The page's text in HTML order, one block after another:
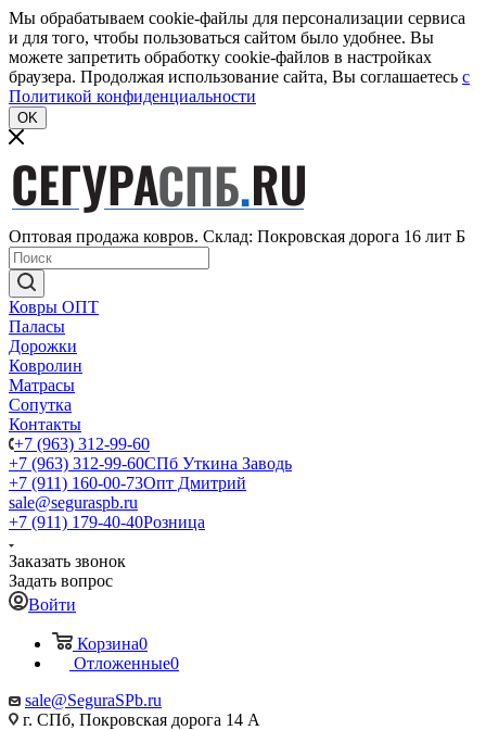
Мы обрабатываем cookie-файлы для персонализации сервиса
и для того, чтобы пользоваться сайтом было удобнее. Вы
можете запретить обработку cookie-файлов в настройках
браузера. Продолжая использование сайта, Вы соглашаетесь c
Политикой конфиденциальности
OK
Оптовая продажа ковров. Склад: Покровская дорога 16 лит Б
Ковры ОПТ
Паласы
Дорожки
Ковролин
Матрасы
Сопутка
Контакты
+7 (963) 312-99-60
+7 (963) 312-99-60СПб Уткина Заводь
+7 (911) 160-00-73Опт Дмитрий
sale@seguraspb.ru
+7 (911) 179-40-40Розница
Заказать звонок
Задать вопрос
Войти
Корзина0
Отложенные0
sale@SeguraSPb.ru
г. СПб, Покровская дорога 14 А